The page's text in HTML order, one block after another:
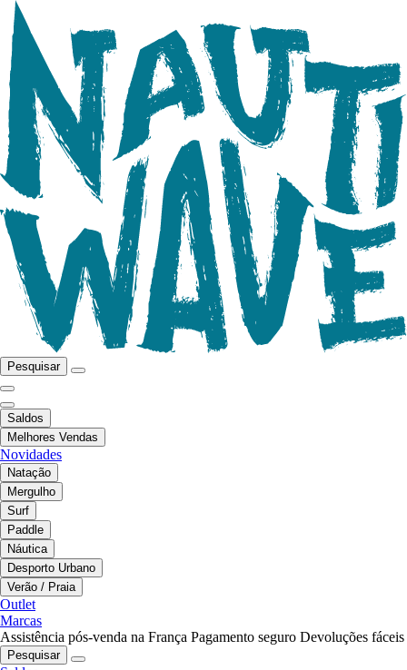
Pesquisar
Saldos
Melhores Vendas
Novidades
Natação
Mergulho
Surf
Paddle
Náutica
Desporto Urbano
Verão / Praia
Outlet
Marcas
Assistência pós-venda na França Pagamento seguro Devoluções fáceis
Pesquisar